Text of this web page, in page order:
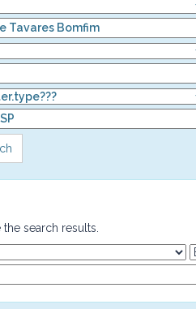
search results.